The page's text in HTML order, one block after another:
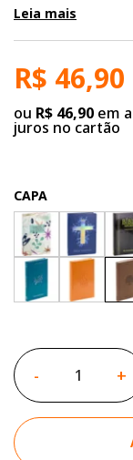
Leia mais
R$ 46,90
ou R$ 46,90 em
juros no cartão
CAPA
- +